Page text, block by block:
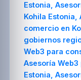
Estonia,
Kohila Estonia,
comercio en
gobiernos
Web3 para
Asesoría
Estonia,